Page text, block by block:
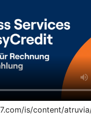
is/content/